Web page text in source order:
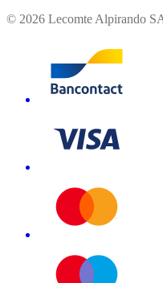
© 2026 Lecomte Alpirando